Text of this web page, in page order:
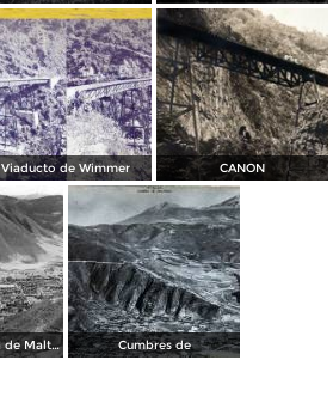
Viaducto de Wimmer CANON
Vista panorámica de Maltrata Cumbres de